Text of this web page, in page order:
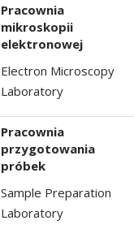
Pracownia
mikroskopii
elektronowej
Electron Microscopy
Laboratory
Pracownia
przygotowania
próbek
Sample Preparation
Laboratory